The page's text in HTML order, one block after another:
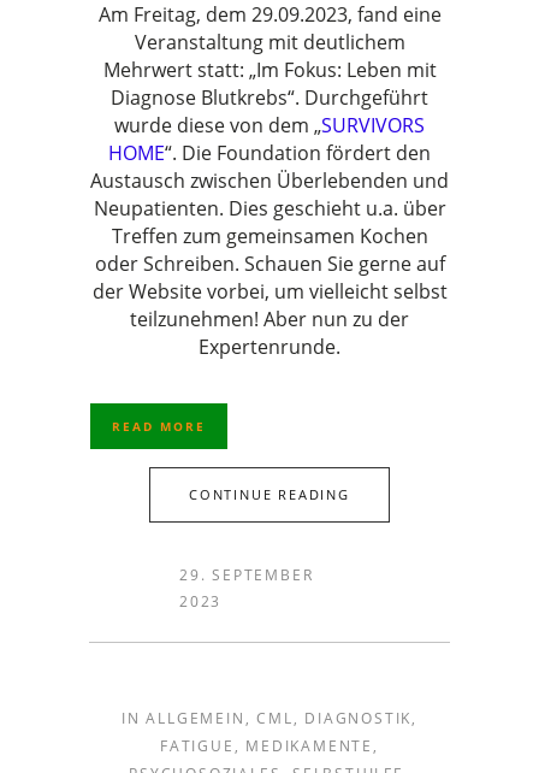
Am Freitag, dem 29.09.2023, fand eine
Veranstaltung mit deutlichem
Mehrwert statt: „Im Fokus: Leben mit
Diagnose Blutkrebs“. Durchgeführt
wurde diese von dem „SURVIVORS
HOME“. Die Foundation fördert den
Austausch zwischen Überlebenden und
Neupatienten. Dies geschieht u.a. über
Treffen zum gemeinsamen Kochen
oder Schreiben. Schauen Sie gerne auf
der Website vorbei, um vielleicht selbst
teilzunehmen! Aber nun zu der
Expertenrunde.
READ MORE
CONTINUE READING
29. SEPTEMBER
2023
IN ALLGEMEIN ,CML, DIAGNOSTIK,
FATIGUE , MEDIKAMENTE ,